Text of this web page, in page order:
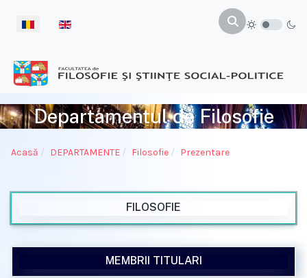
Selectați limba dvs
Departamentul de Filosofie
Acasă DEPARTAMENTE Filosofie Prezentare
FILOSOFIE
MEMBRII TITULARI